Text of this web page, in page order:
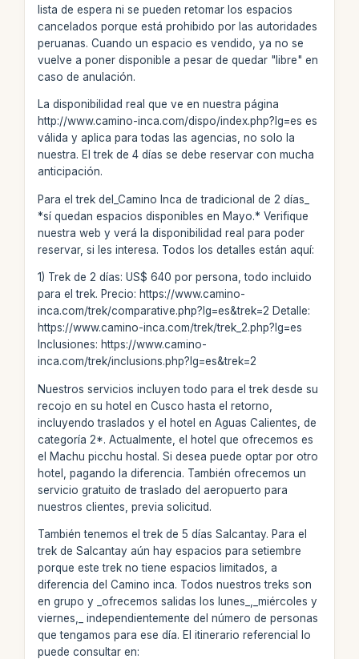
lista de espera ni se pueden retomar los espacios
cancelados porque está prohibido por las autoridades
peruanas. Cuando un espacio es vendido, ya no se
vuelve a poner disponible a pesar de quedar "libre" en
caso de anulación.
La disponibilidad real que ve en nuestra página
http://www.camino-inca.com/dispo/index.php?lg=es es
válida y aplica para todas las agencias, no solo la
nuestra. El trek de 4 días se debe reservar con mucha
anticipación.
Para el trek del_Camino Inca de tradicional de 2 días_
*sí quedan espacios disponibles en Mayo.* Verifique
nuestra web y verá la disponibilidad real para poder
reservar, si les interesa. Todos los detalles están aquí:
1) Trek de 2 días: US$ 640 por persona, todo incluido
para el trek. Precio: https://www.camino-
inca.com/trek/comparative.php?lg=es&trek=2 Detalle:
https://www.camino-inca.com/trek/trek_2.php?lg=es
Inclusiones: https://www.camino-
inca.com/trek/inclusions.php?lg=es&trek=2
Nuestros servicios incluyen todo para el trek desde su
recojo en su hotel en Cusco hasta el retorno,
incluyendo traslados y el hotel en Aguas Calientes, de
categoría 2*. Actualmente, el hotel que ofrecemos es
el Machu picchu hostal. Si desea puede optar por otro
hotel, pagando la diferencia. También ofrecemos un
servicio gratuito de traslado del aeropuerto para
nuestros clientes, previa solicitud.
También tenemos el trek de 5 días Salcantay. Para el
trek de Salcantay aún hay espacios para setiembre
porque este trek no tiene espacios limitados, a
diferencia del Camino inca. Todos nuestros treks son
en grupo y _ofrecemos salidas los lunes_,_miércoles y
viernes,_ independientemente del número de personas
que tengamos para ese día. El itinerario referencial lo
puede consultar en: